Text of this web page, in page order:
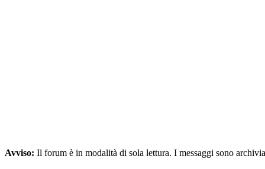
Avviso: Il forum è in modalità di sola lettura. I messaggi sono